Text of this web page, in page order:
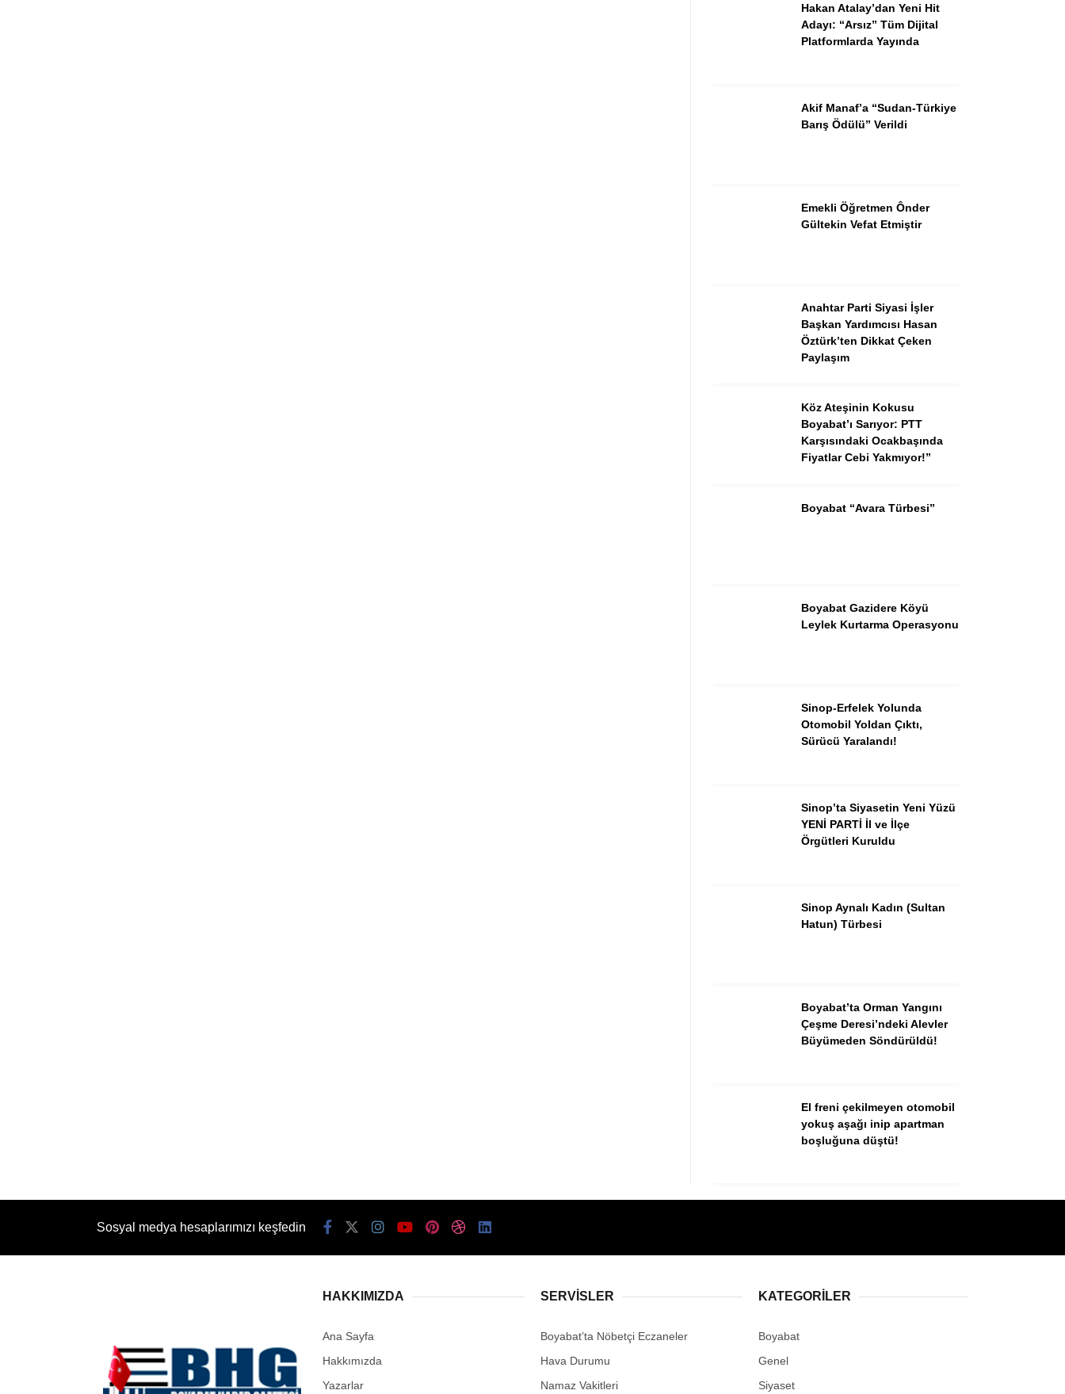
Hakan Atalay’dan Yeni Hit
Adayı: “Arsız” Tüm Dijital
Platformlarda Yayında
Akif Manaf’a “Sudan-Türkiye
Barış Ödülü” Verildi
Emekli Öğretmen Ônder
Gültekin Vefat Etmiştir
Anahtar Parti Siyasi İşler
Başkan Yardımcısı Hasan
Öztürk’ten Dikkat Çeken
Paylaşım
Köz Ateşinin Kokusu
Boyabat’ı Sarıyor: PTT
Karşısındaki Ocakbaşında
Fiyatlar Cebi Yakmıyor!”
Boyabat “Avara Türbesi”
Boyabat Gazidere Köyü
Leylek Kurtarma Operasyonu
Sinop-Erfelek Yolunda
Otomobil Yoldan Çıktı,
Sürücü Yaralandı!
Sinop’ta Siyasetin Yeni Yüzü
YENİ PARTİ İl ve İlçe
Örgütleri Kuruldu
Sinop Aynalı Kadın (Sultan
Hatun) Türbesi
Boyabat’ta Orman Yangını
Çeşme Deresi’ndeki Alevler
Büyümeden Söndürüldü!
El freni çekilmeyen otomobil
yokuş aşağı inip apartman
boşluğuna düştü!
Sosyal medya hesaplarımızı keşfedin
HAKKIMIZDA
Ana Sayfa
Hakkımızda
Yazarlar
SERVISLER
Boyabat’ta Nöbetçi Eczaneler
Hava Durumu
Namaz Vakitleri
KATEGORILER
Boyabat
Genel
Siyaset